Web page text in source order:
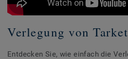
Verlegung von
Entdecken Sie, wie einfach die